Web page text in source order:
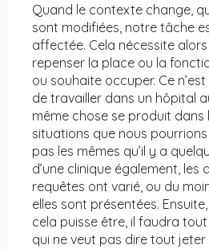
Quand le contexte change,
sont modifiées, notre tâche
affectée. Cela nécessite
repenser la place ou la
ou souhaite occuper. Ce
de travailler dans un hôpital
même chose se produit dans
situations que nous
pas les mêmes qu’il y a
d’une clinique également, les
requêtes ont varié, ou du
elles sont présentées.
cela puisse être, il faudra
qui ne veut pas dire tout